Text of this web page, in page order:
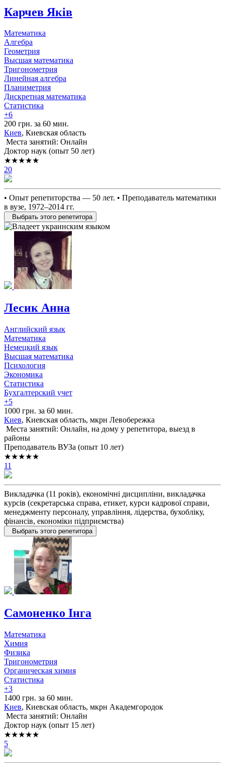
Карчев Яків
Математика
Алгебра
Геометрия
Высшая математика
Тригонометрия
Линейная алгебра
Планиметрия
Дискретная математика
Статистика
+6
200 грн. за 60 мин.
Киев, Киевская область
Места занятий: Онлайн
Доктор наук (опыт 50 лет)
★★★★★
20
• Опыт репетиторства — 50 лет. • Преподаватель математики
в вузе, 1972–2014 гг.
Выбрать этого репетитора
Лесик Анна
Английский язык
Математика
Немецкий язык
Высшая математика
Психология
Экономика
Статистика
Бухгалтерский учет
+5
1000 грн. за 60 мин.
Киев, Киевская область, мкрн Левобережка
Места занятий: Онлайн, на дому у репетитора, выезд в
районы
Преподаватель ВУЗа (опыт 10 лет)
★★★★★
11
Викладачка (11 років), економічні дисципліни, викладачка
курсів (секретарська справа, етикет, курси кадрової справи,
менеджменту персоналу, управління, лідерства, бухобліку,
фінансів, економіки підприємства)
Выбрать этого репетитора
Самоненко Інга
Математика
Химия
Физика
Тригонометрия
Органическая химия
Статистика
+3
1400 грн. за 60 мин.
Киев, Киевская область, мкрн Академгородок
Места занятий: Онлайн
Доктор наук (опыт 15 лет)
★★★★★
5